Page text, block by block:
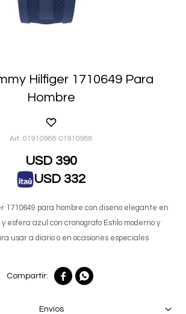
Hilfiger 1710649 Para
Hombre
01910988-01910988
USD 390
USD 332
1710649 para hombre con diseno elegante en
esfera azul con cronografo Estilo moderno y
usar a diario o en ocasiones especiales
 
Envíos